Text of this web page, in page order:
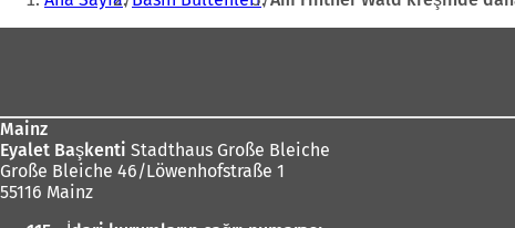
Mainz
Eyalet Başkenti Stadthaus Große Bleiche
Große Bleiche 46/Löwenhofstraße 1
55116 Mainz